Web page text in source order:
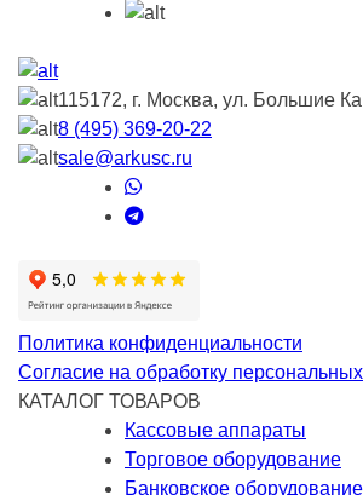
115172, г. Москва, ул. Большие
8 (495) 369-20-22
sale@arkusc.ru
Политика конфиденциальности
Согласие на обработку
КАТАЛОГ ТОВАРОВ
Кассовые аппараты
Торговое оборудование
Банковское оборудование